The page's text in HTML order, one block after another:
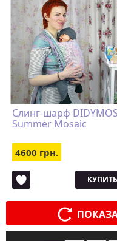
Слинг-шарф DIDYMOS
Summer Mosaic
4600 грн.
КУПИТЬ